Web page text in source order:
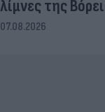
λίμνες της
07.08.2026